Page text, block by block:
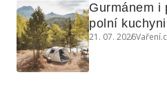
Gurmánem i
polní
21. 07. 2026